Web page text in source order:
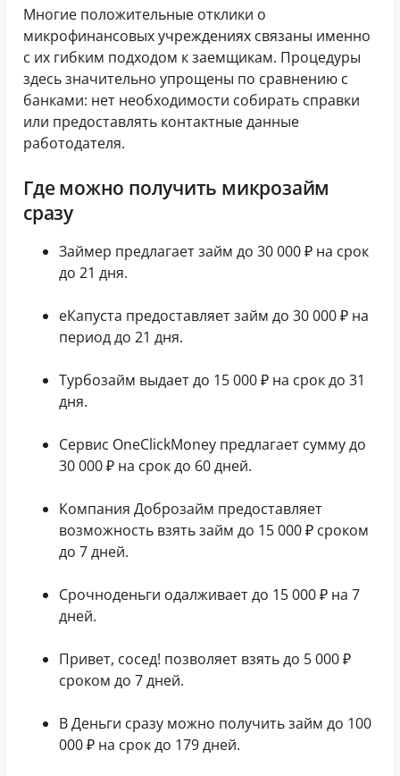
Многие положительные отклики о
микрофинансовых учреждениях связаны именно
с их гибким подходом к заемщикам. Процедуры
здесь значительно упрощены по сравнению с
банками: нет необходимости собирать справки
или предоставлять контактные данные
работодателя.
Где можно получить микрозайм
сразу
Займер предлагает займ до 30 000 ₽ на срок
до 21 дня.
еКапуста предоставляет займ до 30 000 ₽ на
период до 21 дня.
Турбозайм выдает до 15 000 ₽ на срок до 31
дня.
Сервис OneClickMoney предлагает сумму до
30 000 ₽ на срок до 60 дней.
Компания Доброзайм предоставляет
возможность взять займ до 15 000 ₽ сроком
до 7 дней.
Срочноденьги одалживает до 15 000 ₽ на 7
дней.
Привет, сосед! позволяет взять до 5 000 ₽
сроком до 7 дней.
В Деньги сразу можно получить займ до 100
000 ₽ на срок до 179 дней.